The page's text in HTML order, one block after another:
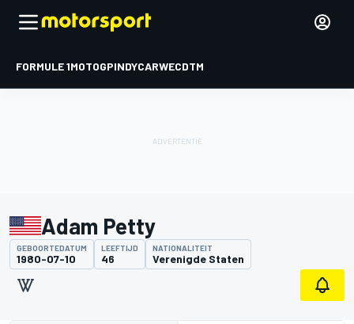
FORMULE 1MOTOGPINDYCARWECDTM
Adam Petty
GEBOORTEDATUM
1980-07-10
LEEFTIJD
46
NATIONALITEIT
Verenigde Staten